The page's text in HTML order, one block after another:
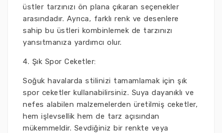
üstler tarzınızı ön plana çıkaran seçenekler
arasındadır. Ayrıca, farklı renk ve desenlere
sahip bu üstleri kombinlemek de tarzınızı
yansıtmanıza yardımcı olur.
4. Şık Spor Ceketler:
Soğuk havalarda stilinizi tamamlamak için şık
spor ceketler kullanabilirsiniz. Suya dayanıklı ve
nefes alabilen malzemelerden üretilmiş ceketler,
hem işlevsellik hem de tarz açısından
mükemmeldir. Sevdiğiniz bir renkte veya